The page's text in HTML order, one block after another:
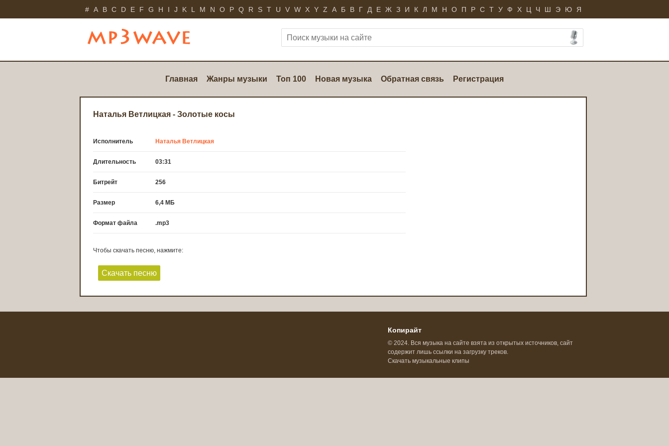
# A B C D E F G H I J K L M N O P Q R S T U V W X Y Z А Б В Г Д Е Ж З И К Л М Н О П Р С Т У Ф Х Ц Ч Ш Э Ю Я
Главная Жанры музыки Топ 100 Новая музыка Обратная связь Регистрация
Наталья Ветлицкая - Золотые косы
Исполнитель Наталья Ветлицкая
Длительность 03:31
Битрейт 256
Размер 6,4 МБ
Формат файла .mp3
Чтобы скачать песню, нажмите:
Скачать песню
Копирайт
© 2024. Вся музыка на сайте взята из открытых источников, сайт
содержит лишь ссылки на загрузку треков.
Скачать музыкальные клипы